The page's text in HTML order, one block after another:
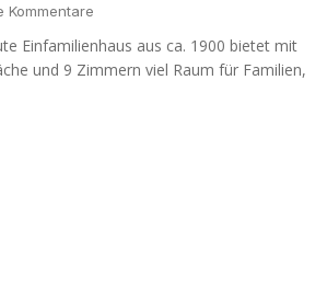
Kommentare
Einfamilienhaus aus ca. 1900 bietet mit
und 9 Zimmern viel Raum für Familien,